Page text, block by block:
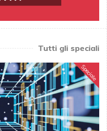
Tutti gli speciali
Speciale